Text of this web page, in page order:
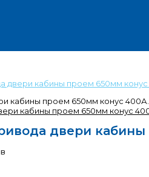
двери кабины проем 650мм
кабины проем 650мм конус
двери